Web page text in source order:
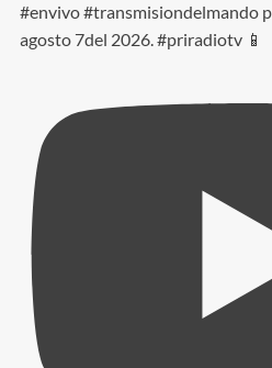
#envivo #transmisiondelmando
agosto 7del 2026. #priradiotv 📱